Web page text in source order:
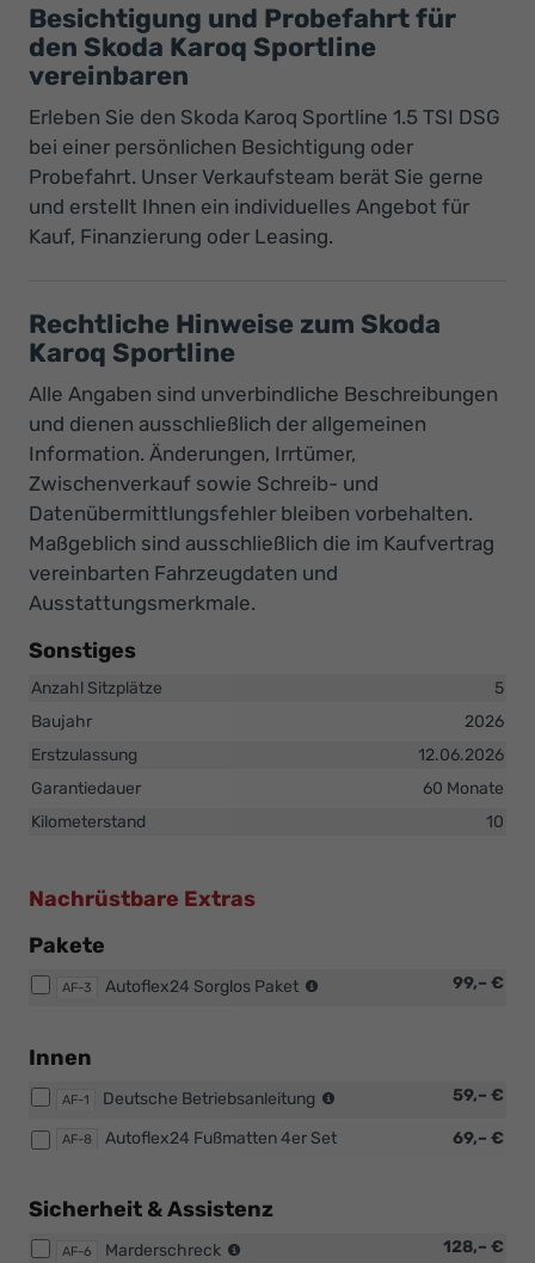
Besichtigung und Probefahrt für
den Skoda Karoq Sportline
vereinbaren
Erleben Sie den Skoda Karoq Sportline 1.5 TSI DSG
bei einer persönlichen Besichtigung oder
Probefahrt. Unser Verkaufsteam berät Sie gerne
und erstellt Ihnen ein individuelles Angebot für
Kauf, Finanzierung oder Leasing.
Rechtliche Hinweise zum Skoda
Karoq Sportline
Alle Angaben sind unverbindliche Beschreibungen
und dienen ausschließlich der allgemeinen
Information. Änderungen, Irrtümer,
Zwischenverkauf sowie Schreib- und
Datenübermittlungsfehler bleiben vorbehalten.
Maßgeblich sind ausschließlich die im Kaufvertrag
vereinbarten Fahrzeugdaten und
Ausstattungsmerkmale.
Sonstiges
Anzahl Sitzplätze
5
Baujahr
2026
Erstzulassung
12.06.2026
Garantiedauer
60 Monate
Kilometerstand
10
Nachrüstbare Extras
Pakete
AF-3 99,– €
Autoflex24 Sorglos Paket
der
Erste
Innen
AF-1 59,– €
Deutsche Betriebsanleitung
AF-8 69,– €
Autoflex24 Fußmatten 4er Set
Sicherheit & Assistenz
AF-6 128,– €
Marderschreck